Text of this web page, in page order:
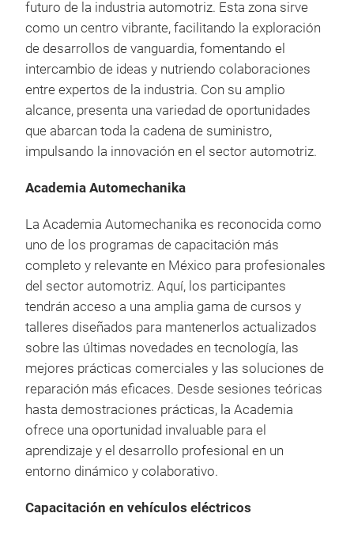
futuro de la industria automotriz. Esta zona sirve
como un centro vibrante, facilitando la exploración
de desarrollos de vanguardia, fomentando el
intercambio de ideas y nutriendo colaboraciones
entre expertos de la industria. Con su amplio
alcance, presenta una variedad de oportunidades
que abarcan toda la cadena de suministro,
impulsando la innovación en el sector automotriz.
Academia Automechanika
La Academia Automechanika es reconocida como
uno de los programas de capacitación más
completo y relevante en México para profesionales
del sector automotriz. Aquí, los participantes
tendrán acceso a una amplia gama de cursos y
talleres diseñados para mantenerlos actualizados
sobre las últimas novedades en tecnología, las
mejores prácticas comerciales y las soluciones de
reparación más eficaces. Desde sesiones teóricas
hasta demostraciones prácticas, la Academia
ofrece una oportunidad invaluable para el
aprendizaje y el desarrollo profesional en un
entorno dinámico y colaborativo.
Capacitación en vehículos eléctricos